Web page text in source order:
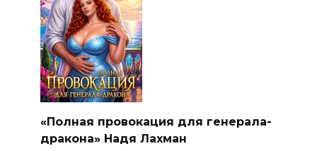
«Полная провокация для генерала-
дракона» Надя Лахман